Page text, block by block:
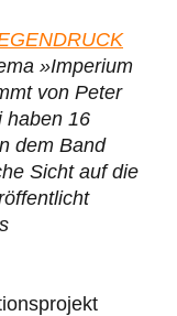
»Imperium
von Peter
haben 16
dem Band
Sicht auf die